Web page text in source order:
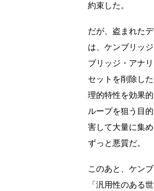
約束した。
だが、盗まれた
は、ケンブリッ
ブリッジ・アナ
セットを削除し
理的特性を効果
ループを狙う目
害して大量に集
ずっと悪質だ。
このあと、ケン
「汎用性のある